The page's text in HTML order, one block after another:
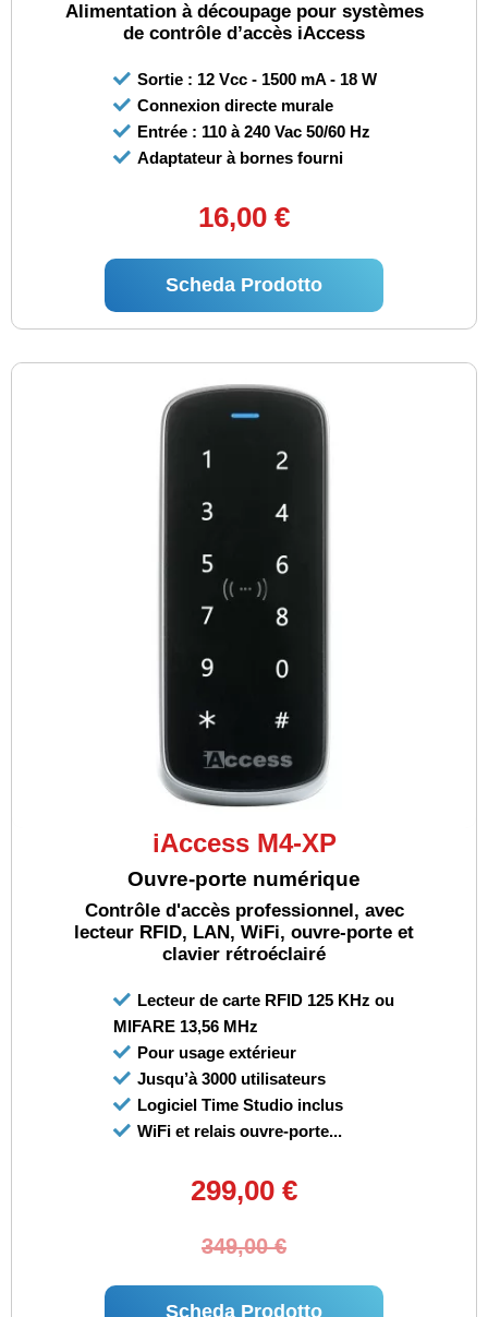
Alimentation à découpage pour systèmes
de contrôle d’accès iAccess
Sortie : 12 Vcc - 1500 mA - 18 W
Connexion directe murale
Entrée : 110 à 240 Vac 50/60 Hz
Adaptateur à bornes fourni
16,00 €
Scheda Prodotto
iAccess M4-XP
Ouvre-porte numérique
Contrôle d'accès professionnel, avec
lecteur RFID, LAN, WiFi, ouvre-porte et
clavier rétroéclairé
Lecteur de carte RFID 125 KHz ou
MIFARE 13,56 MHz
Pour usage extérieur
Jusqu’à 3000 utilisateurs
Logiciel Time Studio inclus
WiFi et relais ouvre-porte...
299,00 €
349,00 €
Scheda Prodotto